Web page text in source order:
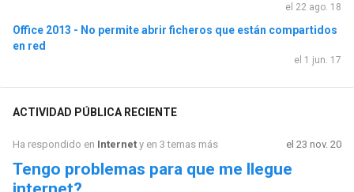
el 22 ago. 18
Office 2013 - No permite abrir ficheros que están compartidos
en red
el 1 jun. 17
ACTIVIDAD PÚBLICA RECIENTE
Ha respondido en Internety en 3 temas más el 23 nov. 20
Tengo problemas para que me llegue